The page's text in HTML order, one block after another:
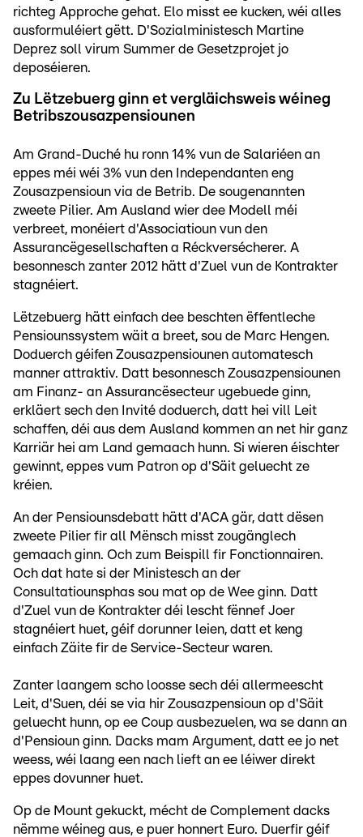
richteg Approche gehat. Elo misst ee kucken, wéi alles
ausformuléiert gëtt. D'Sozialministesch Martine
Deprez soll virum Summer de Gesetzprojet jo
deposéieren.
Zu Lëtzebuerg ginn et vergläichsweis wéineg
Betribszousazpensiounen
Am Grand-Duché hu ronn 14% vun de Salariéen an
eppes méi wéi 3% vun den Independanten eng
Zousazpensioun via de Betrib. De sougenannten
zweete Pilier. Am Ausland wier dee Modell méi
verbreet, monéiert d'Associatioun vun den
Assurancëgesellschaften a Réckversécherer. A
besonnesch zanter 2012 hätt d'Zuel vun de Kontrakter
stagnéiert.
Lëtzebuerg hätt einfach dee beschten ëffentleche
Pensiounssystem wäit a breet, sou de Marc Hengen.
Doduerch géifen Zousazpensiounen automatesch
manner attraktiv. Datt besonnesch Zousazpensiounen
am Finanz- an Assurancësecteur ugebuede ginn,
erkläert sech den Invité doduerch, datt hei vill Leit
schaffen, déi aus dem Ausland kommen an net hir ganz
Karriär hei am Land gemaach hunn. Si wieren éischter
gewinnt, eppes vum Patron op d'Säit geluecht ze
kréien.
An der Pensiounsdebatt hätt d'ACA gär, datt dësen
zweete Pilier fir all Mënsch misst zougänglech
gemaach ginn. Och zum Beispill fir Fonctionnairen.
Och dat hate si der Ministesch an der
Consultatiounsphas sou mat op de Wee ginn. Datt
d'Zuel vun de Kontrakter déi lescht fënnef Joer
stagnéiert huet, géif dorunner leien, datt et keng
einfach Zäite fir de Service-Secteur waren.
Zanter laangem scho loosse sech déi allermeescht
Leit, d'Suen, déi se via hir Zousazpensioun op d'Säit
geluecht hunn, op ee Coup ausbezuelen, wa se dann an
d'Pensioun ginn. Dacks mam Argument, datt ee jo net
weess, wéi laang een nach lieft an ee léiwer direkt
eppes dovunner huet.
Op de Mount gekuckt, mécht de Complement dacks
nëmme wéineg aus, e puer honnert Euro. Duerfir géif